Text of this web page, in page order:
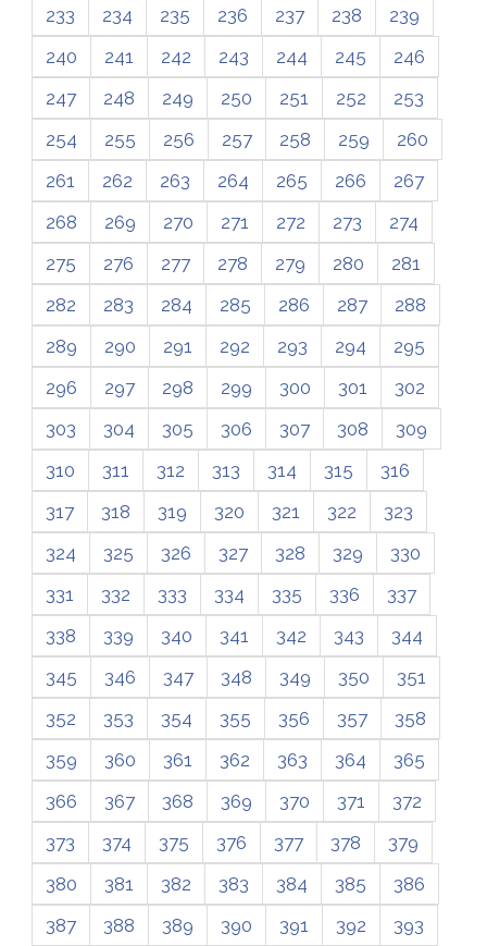
233
234 235 236 237 238
239
240
241 242 243 244 245
246
247
248 249 250 251 252
253
254
255 256 257 258 259
260
261
262 263 264 265 266
267
268
269 270 271 272 273
274
275
276 277 278 279 280
281
282
283 284 285 286 287
288
289
290 291 292 293 294
295
296
297 298 299 300 301
302
303
304 305 306 307 308
309
310
311 312 313 314 315
316
317
318 319 320 321 322
323
324
325 326 327 328 329
330
331
332 333 334 335 336
337
338
339 340 341 342 343
344
345
346 347 348 349 350
351
352
353 354 355 356 357
358
359
360 361 362 363 364
365
366
367 368 369 370 371
372
373
374 375 376 377 378
379
380
381 382 383 384 385
386
387
388 389 390 391 392 393